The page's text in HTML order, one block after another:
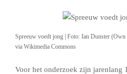
Spreeuw voedt jong | Foto: Ian Dunster
via Wikimedia Commons
Voor het onderzoek zijn jarenlang